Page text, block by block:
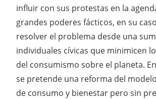
influir con sus protestas en la
grandes poderes fácticos, en su
resolver el problema desde una
individuales cívicas que minimicen
del consumismo sobre el planeta.
se pretende una reforma del
de consumo y bienestar pero sin